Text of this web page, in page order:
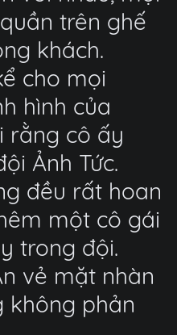
trên ghế
khách.
cho mọi
hình của
rằng cô ấy
Ảnh Tức.
đều rất hoan
một cô gái
trong đội.
vẻ mặt nhàn
không phản